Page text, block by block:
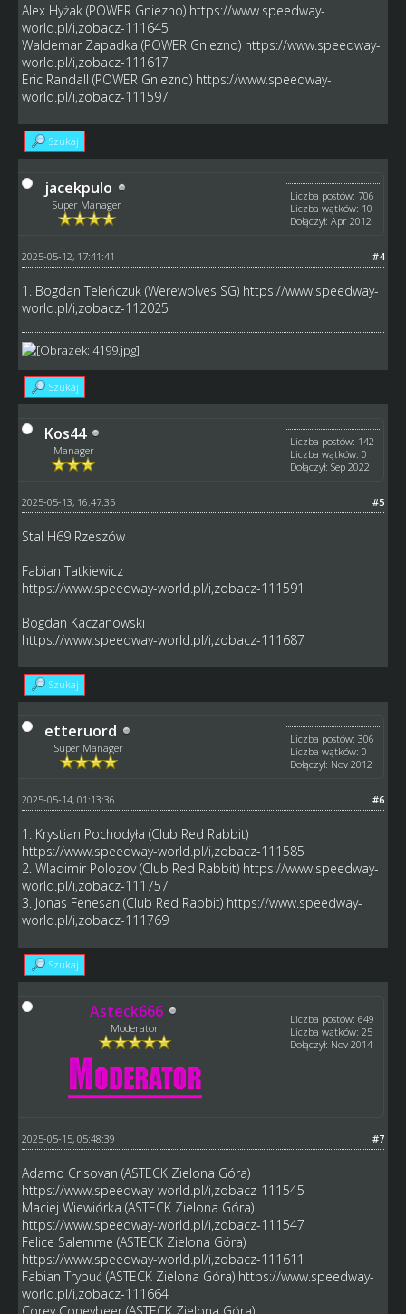
Alex Hyżak (POWER Gniezno) https://www.speedway-
world.pl/i,zobacz-111645
Waldemar Zapadka (POWER Gniezno) https://www.speedway-
world.pl/i,zobacz-111617
Eric Randall (POWER Gniezno) https://www.speedway-
world.pl/i,zobacz-111597
Szukaj
jacekpulo
Super Manager
Liczba postów: 706
Liczba wątków: 10
Dołączył: Apr 2012
#4
2025-05-12, 17:41:41
1. Bogdan Teleńczuk (Werewolves SG) https://www.speedway-
world.pl/i,zobacz-112025
Szukaj
Kos44
Manager
Liczba postów: 142
Liczba wątków: 0
Dołączył: Sep 2022
#5
2025-05-13, 16:47:35
Stal H69 Rzeszów
Fabian Tatkiewicz
https://www.speedway-world.pl/i,zobacz-111591
Bogdan Kaczanowski
https://www.speedway-world.pl/i,zobacz-111687
Szukaj
etteruord
Super Manager
Liczba postów: 306
Liczba wątków: 0
Dołączył: Nov 2012
#6
2025-05-14, 01:13:36
1. Krystian Pochodyła (Club Red Rabbit)
https://www.speedway-world.pl/i,zobacz-111585
2. Wladimir Polozov (Club Red Rabbit) https://www.speedway-
world.pl/i,zobacz-111757
3. Jonas Fenesan (Club Red Rabbit) https://www.speedway-
world.pl/i,zobacz-111769
Szukaj
Asteck666
Moderator
Liczba postów: 649
Liczba wątków: 25
Dołączył: Nov 2014
#7
2025-05-15, 05:48:39
Adamo Crisovan (ASTECK Zielona Góra)
https://www.speedway-world.pl/i,zobacz-111545
Maciej Wiewiórka (ASTECK Zielona Góra)
https://www.speedway-world.pl/i,zobacz-111547
Felice Salemme (ASTECK Zielona Góra)
https://www.speedway-world.pl/i,zobacz-111611
Fabian Trypuć (ASTECK Zielona Góra) https://www.speedway-
world.pl/i,zobacz-111664